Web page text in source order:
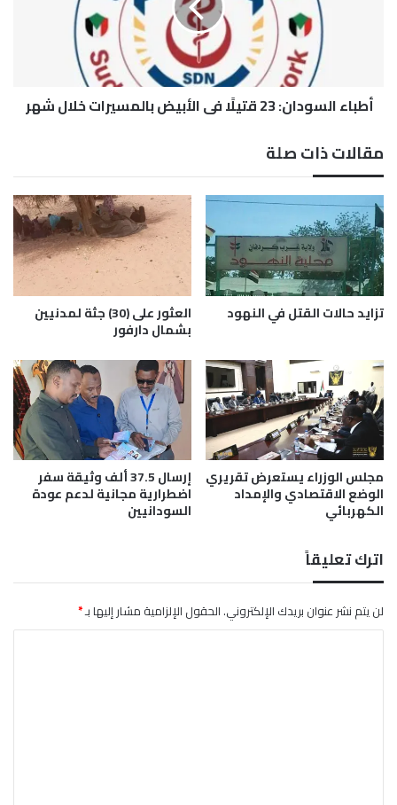
ت
ش
ا
د
إ
ث
ر
ه
ج
م
ت
ن
ت
ق
ا
م
ي
ة
ل
م
ل
ي
ش
:
2
3
ق
ت
ي
لً
ا
ف
ي
ل
ب
ي
ض
ب
ا
ل
م
ي
ر
ا
ت
خ
أطباء السودان: 23 قتيلًا في الأبيض بالمسيرات خلال شهر
مقالات ذات صلة
تزايد حالات القتل في النهود العثور على (30) جثة لمدنيين
بشمال دارفور
مجلس الوزراء يستعرض تقريري
الوضع الاقتصادي والإمداد
الكهربائي
إرسال 37.5 ألف وثيقة سفر
اضطرارية مجانية لدعم عودة
السودانيين
اترك تعليقاً
لن يتم نشر عنوان بريدك الإلكتروني.الحقول الإلزامية مشار إليها بـ*